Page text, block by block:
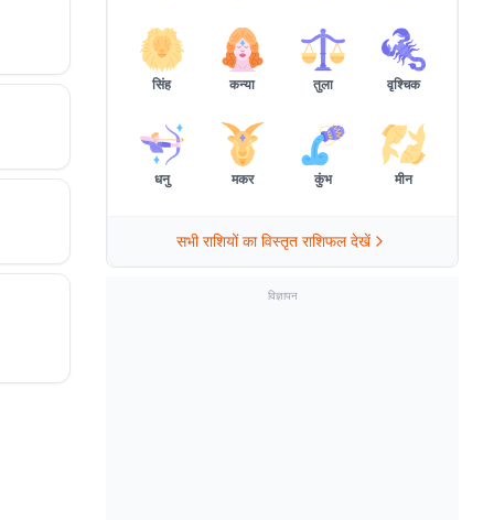
सिंह कन्या तुला वृश्चिक
धनु मकर कुंभ मीन
सभी राशियों का विस्तृत राशिफल देखें
विज्ञापन